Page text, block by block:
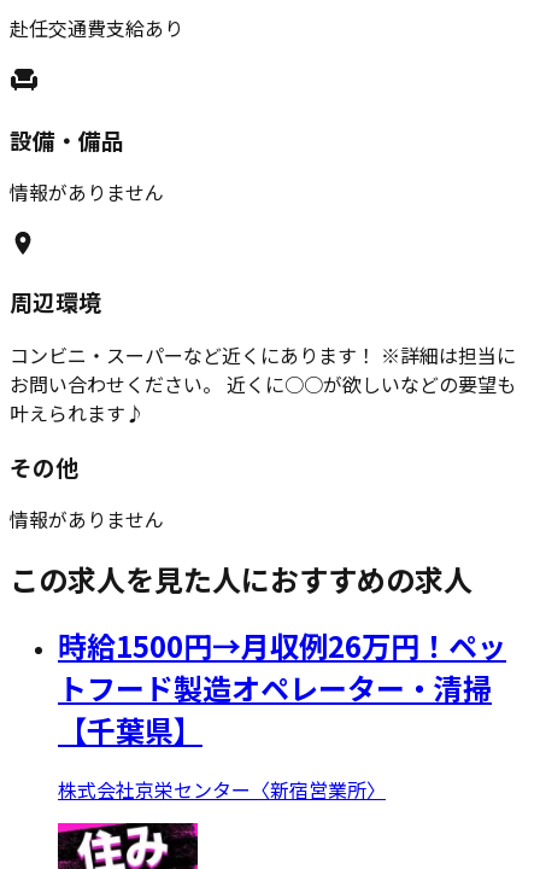
赴任交通費支給あり
設備・備品
情報がありません
周辺環境
コンビニ・スーパーなど近くにあります！ ※詳細は担当に
お問い合わせください。 近くに○○が欲しいなどの要望も
叶えられます♪
その他
情報がありません
この求人を見た人におすすめの求人
時給1500円→月収例26万円！ペッ
トフード製造オペレーター・清掃
【千葉県】
株式会社京栄センター〈新宿営業所〉